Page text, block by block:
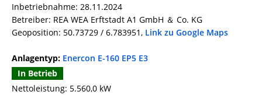
Inbetriebnahme: 28.11.2024
Betreiber: REA WEA Erftstadt A1 GmbH ＆ Co. KG
Geoposition: 50.73729 / 6.783951, Link zu Google Maps
Anlagentyp: Enercon E-160 EP5 E3
In Betrieb
Nettoleistung: 5.560,0 kW